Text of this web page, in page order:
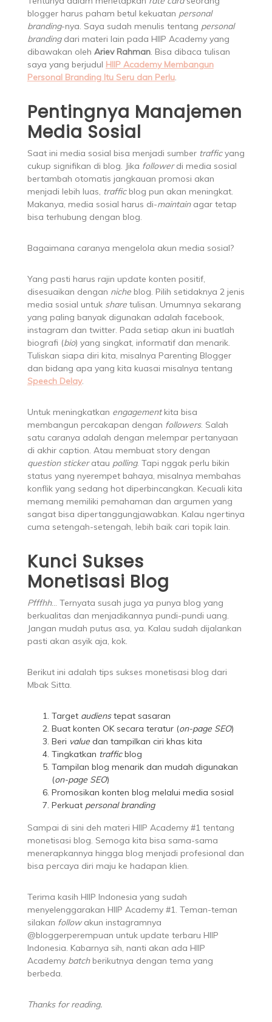
blogger harus paham betul kekuatan personal
branding-nya. Saya sudah menulis tentang personal
brandingdari materi lain pada HIIP Academy yang
dibawakan oleh Ariev Rahman. Bisa dibaca tulisan
saya yang berjudul HIIP Academy Membangun
Personal Branding Itu Seru dan Perlu.
Pentingnya Manajemen
Media Sosial
Saat ini media sosial bisa menjadi sumber trafficyang
cukup signifikan di blog. Jika followerdi media sosial
bertambah otomatis jangkauan promosi akan
menjadi lebih luas, traffic blog pun akan meningkat.
Makanya, media sosial harus di-maintain agar tetap
bisa terhubung dengan blog.
Bagaimana caranya mengelola akun media sosial?
Yang pasti harus rajin update konten positif,
disesuaikan dengan niche blog. Pilih setidaknya 2 jenis
media sosial untuk share tulisan. Umumnya sekarang
yang paling banyak digunakan adalah facebook,
instagram dan twitter. Pada setiap akun ini buatlah
biografi (bio) yang singkat, informatif dan menarik.
Tuliskan siapa diri kita, misalnya Parenting Blogger
dan bidang apa yang kita kuasai misalnya tentang
Speech Delay.
Untuk meningkatkan engagementkita bisa
membangun percakapan dengan followers. Salah
satu caranya adalah dengan melempar pertanyaan
di akhir caption. Atau membuat story dengan
question stickeratau polling. Tapi nggak perlu bikin
status yang nyerempet bahaya, misalnya membahas
konflik yang sedang hot diperbincangkan. Kecuali kita
memang memiliki pemahaman dan argumen yang
sangat bisa dipertanggungjawabkan. Kalau ngertinya
cuma setengah-setengah, lebih baik cari topik lain.
Kunci Sukses
Monetisasi Blog
Pfffhh… Ternyata susah juga ya punya blog yang
berkualitas dan menjadikannya pundi-pundi uang.
Jangan mudah putus asa, ya. Kalau sudah dijalankan
pasti akan asyik aja, kok.
Berikut ini adalah tips sukses monetisasi blog dari
Mbak Sitta.
Target audienstepat sasaran
Buat konten OK secara teratur (on-page SEO)
Beri value dan tampilkan ciri khas kita
Tingkatkan trafficblog
Tampilan blog menarik dan mudah digunakan
(on-page SEO)
Promosikan konten blog melalui media sosial
Perkuat personal branding
Sampai di sini deh materi HIIP Academy #1 tentang
monetisasi blog. Semoga kita bisa sama-sama
menerapkannya hingga blog menjadi profesional dan
bisa percaya diri maju ke hadapan klien.
Terima kasih HIIP Indonesia yang sudah
menyelenggarakan HIIP Academy #1. Teman-teman
silakan followakun instagramnya
@bloggerperempuan untuk update terbaru HIIP
Indonesia. Kabarnya sih, nanti akan ada HIIP
Academy batch berikutnya dengan tema yang
berbeda.
Thanks for reading.